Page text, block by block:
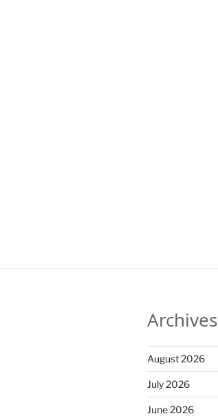
Archives
August 2026
July 2026
June 2026